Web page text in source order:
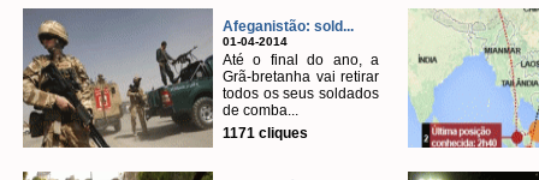
Afeganistão: sold...
01-04-2014
Até o final do ano, a
Grã-bretanha vai retirar
todos os seus soldados
de comba...
1171 cliques